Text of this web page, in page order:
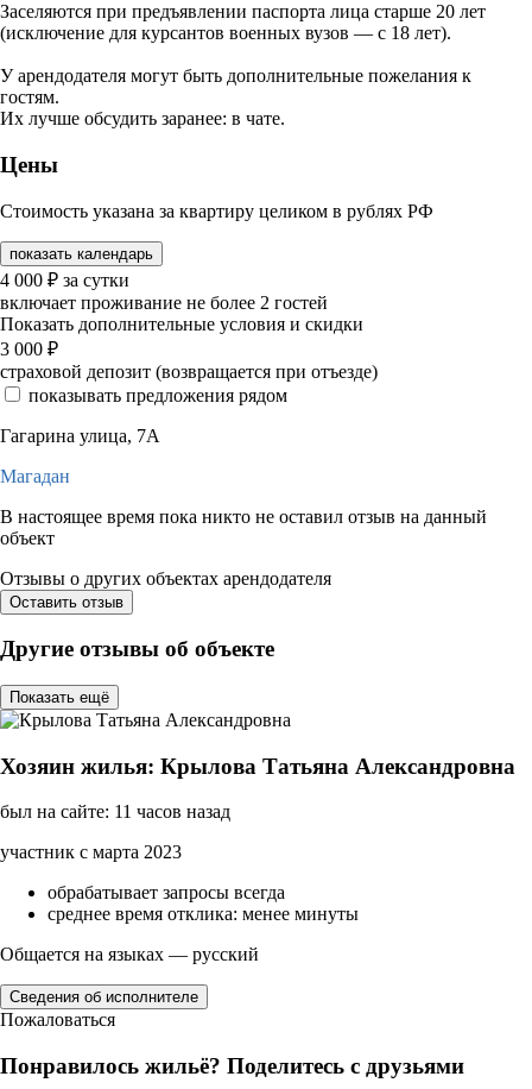
Заселяются при предъявлении паспорта лица старше 20 лет
(исключение для курсантов военных вузов — с 18 лет).
У арендодателя могут быть дополнительные пожелания к
гостям.
Их лучше обсудить заранее: в чате.
Цены
Стоимость указана за квартиру целиком в рублях РФ
показать календарь
4 000 ₽ за сутки
включает проживание не более 2 гостей
Показать дополнительные условия и скидки
3 000 ₽
страховой депозит (возвращается при отъезде)
показывать предложения рядом
Гагарина улица, 7А
Магадан
В настоящее время пока никто не оставил отзыв на данный
объект
Отзывы о других объектах арендодателя
Оставить отзыв
Другие отзывы об объекте
Показать ещё
Хозяин жилья: Крылова Татьяна Александровна
был на сайте: 11 часов назад
участник с марта 2023
обрабатывает запросы всегда
среднее время отклика: менее минуты
Общается на языках — русский
Сведения об исполнителе
Пожаловаться
Понравилось жильё? Поделитесь с друзьями